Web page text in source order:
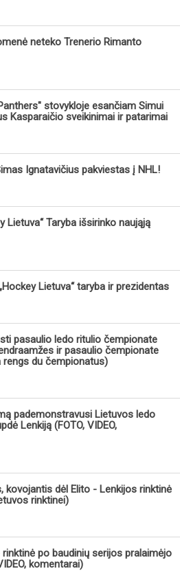
neteko Trenerio Rimanto
stovykloje esančiam Simui
Kasparaičio sveikinimai ir patarimai
Ignatavičius pakviestas į NHL!
Lietuva“ Taryba išsirinko naująją
Lietuva“ taryba ir prezidentas
pasaulio ledo ritulio čempionate
ir pasaulio čempionate
rengs du čempionatus)
pademonstravusi Lietuvos ledo
Lenkiją (FOTO, VIDEO,
kovojantis dėl Elito - Lenkijos rinktinė
rinktinei)
po baudinių serijos pralaimėjo
komentarai)